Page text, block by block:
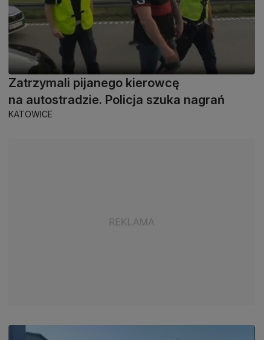
Zatrzymali pijanego kierowcę
na autostradzie. Policja szuka nagrań
KATOWICE